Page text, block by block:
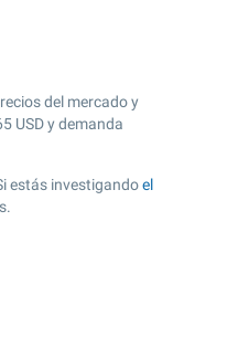
del mercado y
USD y demanda
estás investigandoel